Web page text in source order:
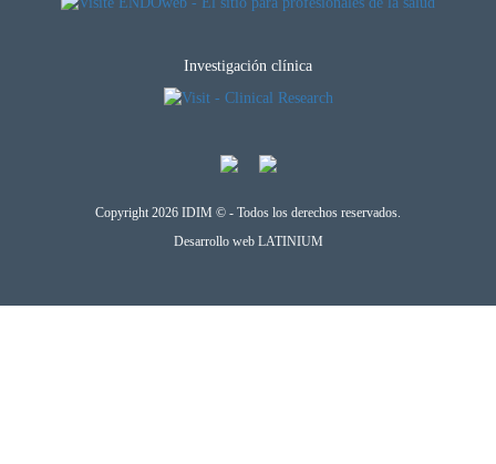
Investigación clínica
Copyright 2026 IDIM © - Todos los derechos reservados.
Desarrollo web LATINIUM